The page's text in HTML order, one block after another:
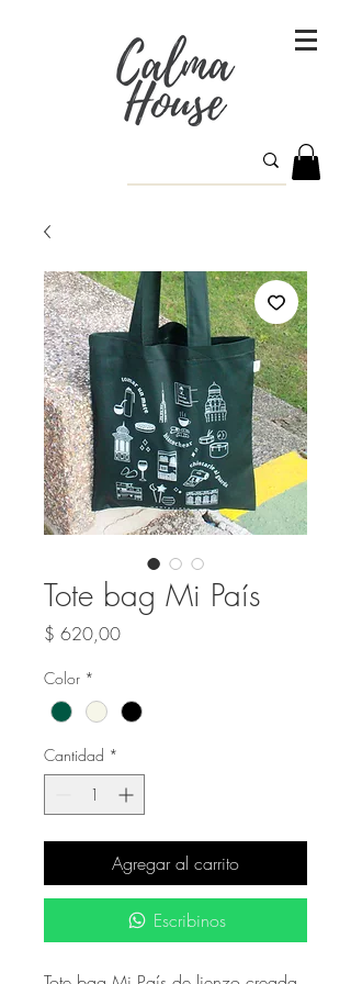
Tote bag Mi País
$ 620,00Precio
Color *
Cantidad *
Agregar al carrito
Escribinos